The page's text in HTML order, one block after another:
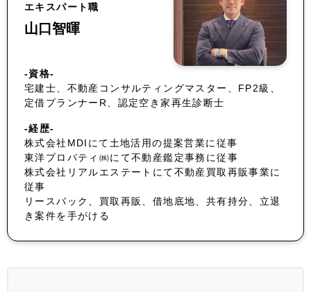
エキスパート職
山口智暉
-資格-
宅建士、不動産コンサルティングマスター、FP2級、
定借プランナーR、認定空き家再生診断士
-経歴-
株式会社MDIにて土地活用の提案営業に従事
東洋プロパティ㈱にて不動産鑑定事務に従事
株式会社リアルエステートにて不動産買取再販事業に
従事
リースバック、買取再販、借地底地、共有持分、立退
き案件を手がける